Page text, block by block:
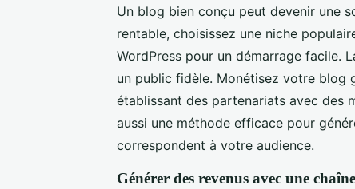
Un blog bien conçu peut devenir une
rentable, choisissez une niche
WordPress pour un démarrage facile.
un public fidèle. Monétisez votre blog
établissant des partenariats avec des
aussi une méthode efficace pour
correspondent à votre audience.
Générer des revenus avec une